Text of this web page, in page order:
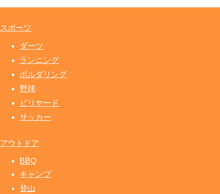
スポーツ
ダーツ
ランニング
ボルダリング
野球
ビリヤード
サッカー
アウトドア
BBQ
キャンプ
登山